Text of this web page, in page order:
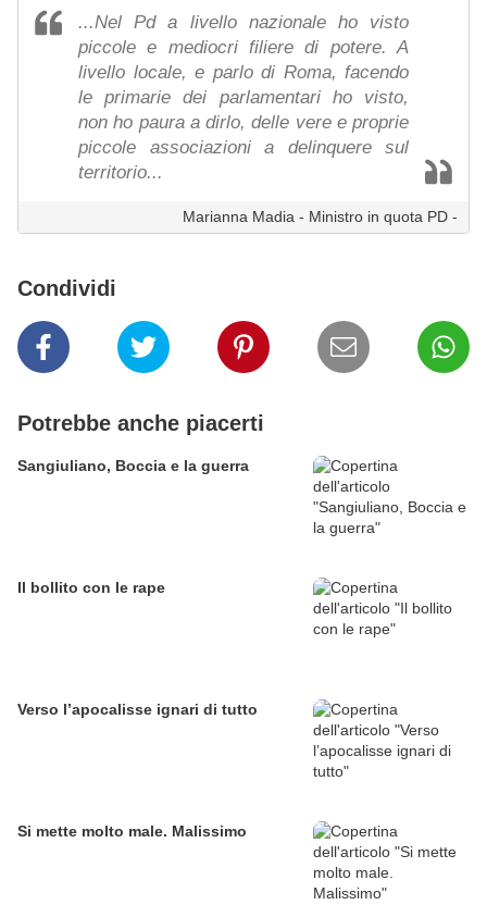
...Nel Pd a livello nazionale ho visto
piccole e mediocri filiere di potere. A
livello locale, e parlo di Roma, facendo
le primarie dei parlamentari ho visto,
non ho paura a dirlo, delle vere e proprie
piccole associazioni a delinquere sul
territorio...
Marianna Madia - Ministro in quota PD -
Condividi
Potrebbe anche piacerti
Sangiuliano, Boccia e la guerra
Il bollito con le rape
Verso l’apocalisse ignari di tutto
Si mette molto male. Malissimo